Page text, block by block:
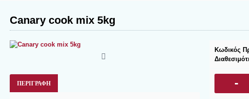
Canary cook mix 5kg
ΠΕΡΙΓΡΑΦΉ
Κωδικός
-